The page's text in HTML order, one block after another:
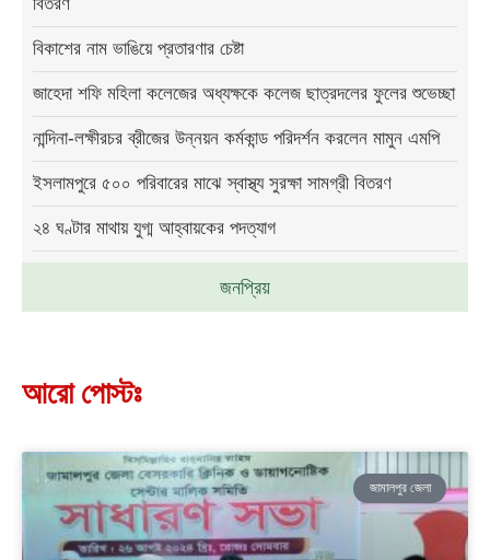
জনপ্রিয়
বিকাশের নাম ভাঙিয়ে প্রতারণার চেষ্টা
জাহেদা শফি মহিলা কলেজের অধ্যক্ষকে কলেজ ছাত্রদলের ফুলের শুভেচ্ছা
নান্দিনা-লক্ষীরচর ব্রীজের উন্নয়ন কর্মকান্ড পরিদর্শন করলেন মামুন এমপি
ইসলামপুরে ৫০০ পরিবারের মাঝে স্বাস্থ্য সুরক্ষা সামগ্রী বিতরণ
২৪ ঘণ্টার মাথায় যুগ্ম আহ্বায়কের পদত্যাগ
আরো পোস্টঃ
জামালপুর জেলা